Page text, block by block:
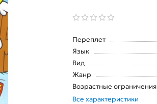
Переплет
Язык
Вид
Жанр
Возрастные ограничения
Все характеристики